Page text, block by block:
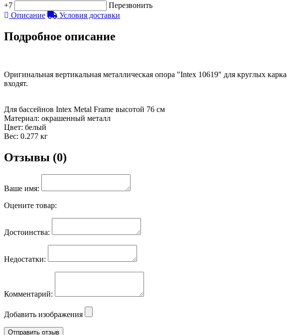
+7
Перезвонить
Описание
Условия доставки
Подробное описание
Оригинальная вертикальная металлическая опора "Intex 10619" для круглых
входят.
Для бассейнов Intex Metal Frame высотой 76 см
Материал: окрашенный металл
Цвет: белый
Вес: 0.277 кг
Отзывы (0)
Ваше имя:
Оцените товар:
Достоинства:
Недостатки:
Комментарий:
Добавить изображения